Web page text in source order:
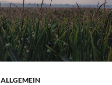
ALLGEMEIN